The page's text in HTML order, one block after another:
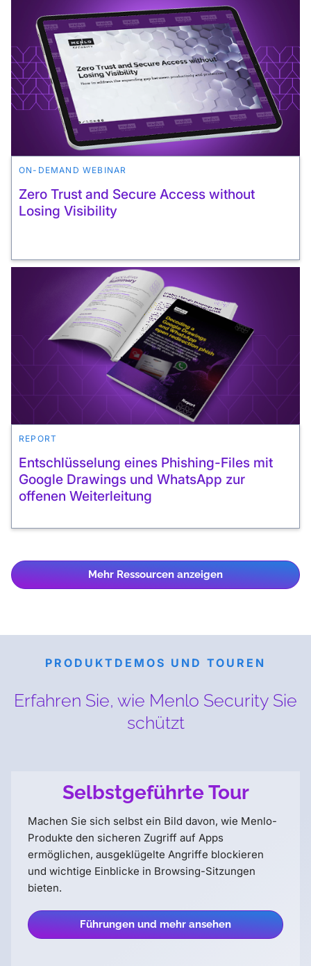
ON-DEMAND WEBINAR
Zero Trust and Secure Access without
Losing Visibility
REPORT
Entschlüsselung eines Phishing-Files mit
Google Drawings und WhatsApp zur
offenen Weiterleitung
Mehr Ressourcen anzeigen
PRODUKTDEMOS UND TOUREN
Erfahren Sie, wie Menlo Security Sie
schützt
Selbstgeführte Tour
Machen Sie sich selbst ein Bild davon, wie Menlo-
Produkte den sicheren Zugriff auf Apps
ermöglichen, ausgeklügelte Angriffe blockieren
und wichtige Einblicke in Browsing-Sitzungen
bieten.
Führungen und mehr ansehen